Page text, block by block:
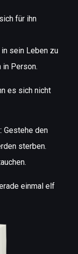
für ihn
sein Leben zu
in Person.
es sich nicht
Gestehe den
sterben.
einmal elf